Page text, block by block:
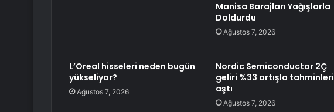
Manisa Barajları Yağışlarla
Doldurdu
Ağustos 7, 2026
L’Oreal hisseleri neden bugün
yükseliyor?
Ağustos 7, 2026
Nordic Semiconductor 2Ç
geliri %33 artışla tahminleri
aştı
Ağustos 7, 2026